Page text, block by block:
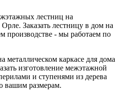
лестниц на
Заказать лестницу в дом на
производстве - мы работаем по
каркасе для дома
изготовление межэтажной
и ступенями из дерева
вашим размерам.